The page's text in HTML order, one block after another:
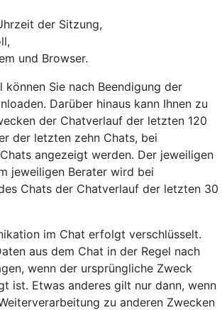
der Sitzung,
und Browser.
Sie nach Beendigung der
Darüber hinaus kann Ihnen zu
der Chatverlauf der letzten 120
der letzten zehn Chats, bei
angezeigt werden. Der jeweiligen
jeweiligen Berater wird bei
Chats der Chatverlauf der letzten 30
im Chat erfolgt verschlüsselt.
aus dem Chat in der Regel nach
wenn der ursprüngliche Zweck
ist. Etwas anderes gilt nur dann, wenn
zu anderen Zwecken